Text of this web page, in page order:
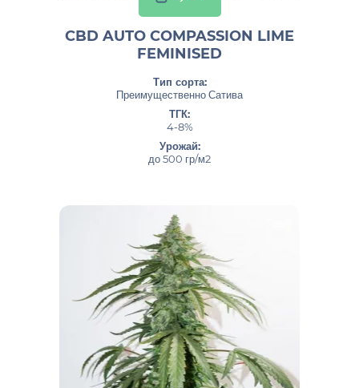
CBD AUTO COMPASSION LIME
FEMINISED
Тип сорта:
Преимущественно Сатива
ТГК:
4-8%
Урожай:
до 500 гр/м2